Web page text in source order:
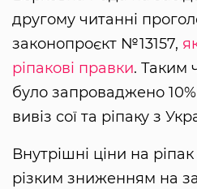
другому читанні
законопроєкт №13157,
ріпакові правки. Таким
було запроваджено
вивіз сої та ріпаку з
Внутрішні ціни на
різким зниженням на